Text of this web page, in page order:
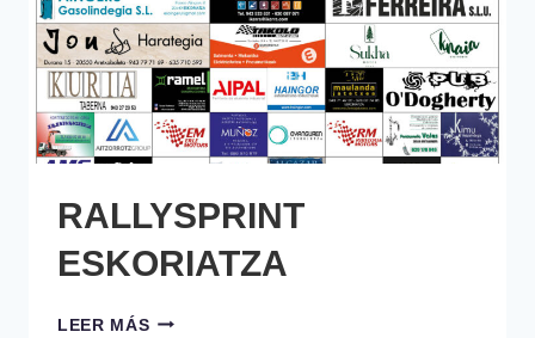
RALLYSPRINT
ESKORIATZA
LEER MÁSRALLYSPRINT